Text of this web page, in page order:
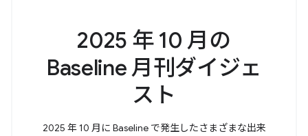
2025 年 10 月の
Baseline 月刊ダイジェ
スト
2025 年 10 月に Baseline で発生したさまざまな出来